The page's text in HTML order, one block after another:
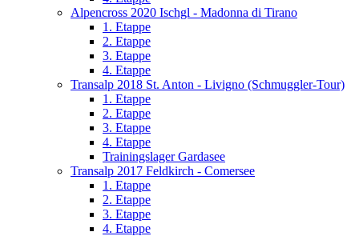
Alpencross 2020 Ischgl - Madonna di Tirano
1. Etappe
2. Etappe
3. Etappe
4. Etappe
Transalp 2018 St. Anton - Livigno (Schmuggler-Tour)
1. Etappe
2. Etappe
3. Etappe
4. Etappe
Trainingslager Gardasee
Transalp 2017 Feldkirch - Comersee
1. Etappe
2. Etappe
3. Etappe
4. Etappe